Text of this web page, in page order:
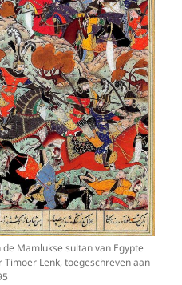
Mamlukse sultan van Egypte
Lenk, toegeschreven aan